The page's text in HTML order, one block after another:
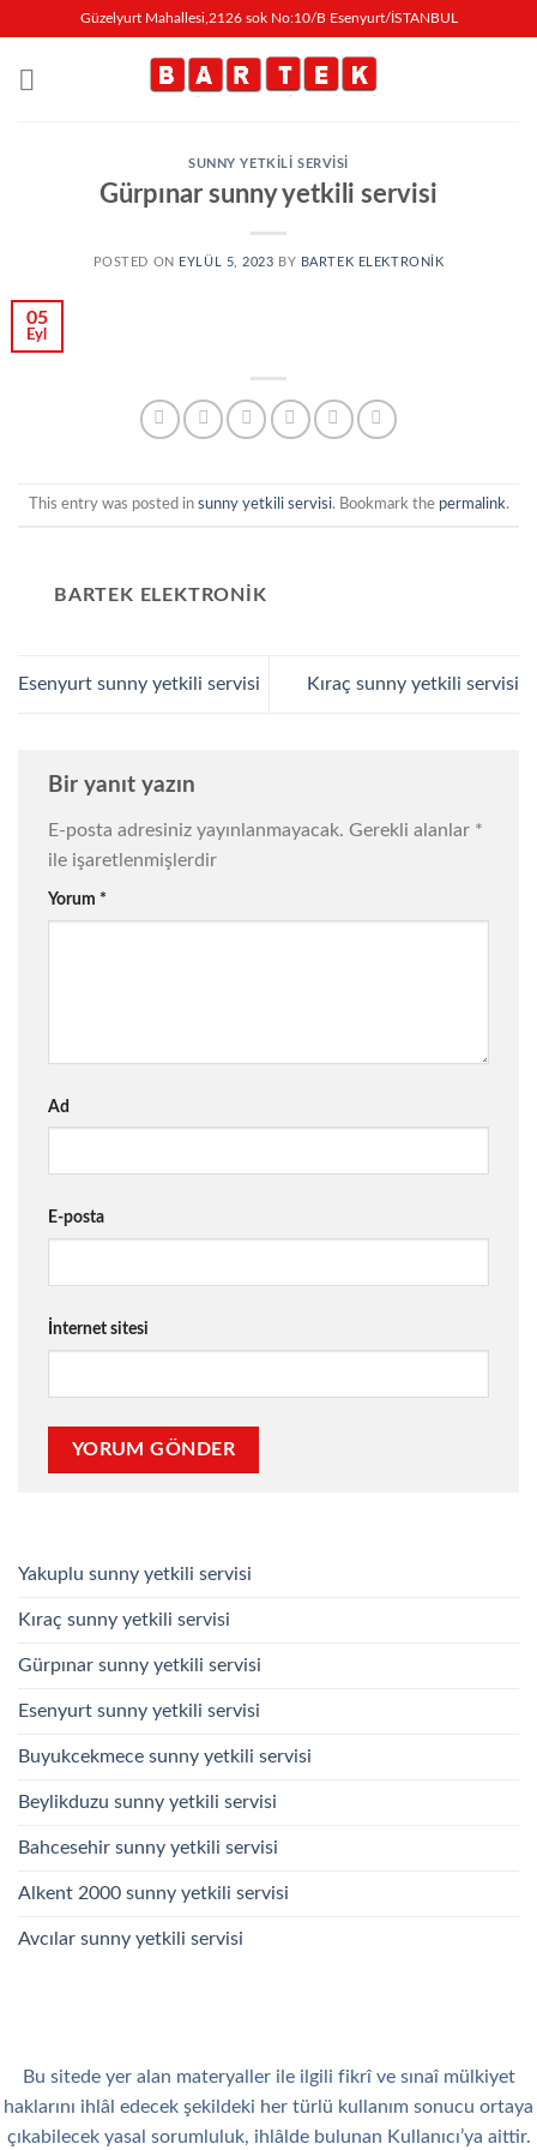
atla
Güzelyurt Mahallesi,2126 sok No:10/B Esenyurt/İSTANBUL
SUNNY YETKILI SERVISI
Gürpınar sunny yetkili servisi
POSTED ON EYLÜL 5, 2023 BY BARTEK ELEKTRONIK
05
Eyl
This entry was posted in sunny yetkili servisi. Bookmark the permalink.
BARTEK ELEKTRONIK
Esenyurt sunny yetkili servisi Kıraç sunny yetkili servisi
Bir yanıt yazın
E-posta adresiniz yayınlanmayacak. Gerekli alanlar *
ile işaretlenmişlerdir
Yorum *
Ad
E-posta
İnternet sitesi
Yakuplu sunny yetkili servisi
Kıraç sunny yetkili servisi
Gürpınar sunny yetkili servisi
Esenyurt sunny yetkili servisi
Buyukcekmece sunny yetkili servisi
Beylikduzu sunny yetkili servisi
Bahcesehir sunny yetkili servisi
Alkent 2000 sunny yetkili servisi
Avcılar sunny yetkili servisi
Bu sitede yer alan materyaller ile ilgili fikrî ve sınaî mülkiyet
haklarını ihlâl edecek şekildeki her türlü kullanım sonucu ortaya
çıkabilecek yasal sorumluluk, ihlâlde bulunan Kullanıcı’ya aittir.